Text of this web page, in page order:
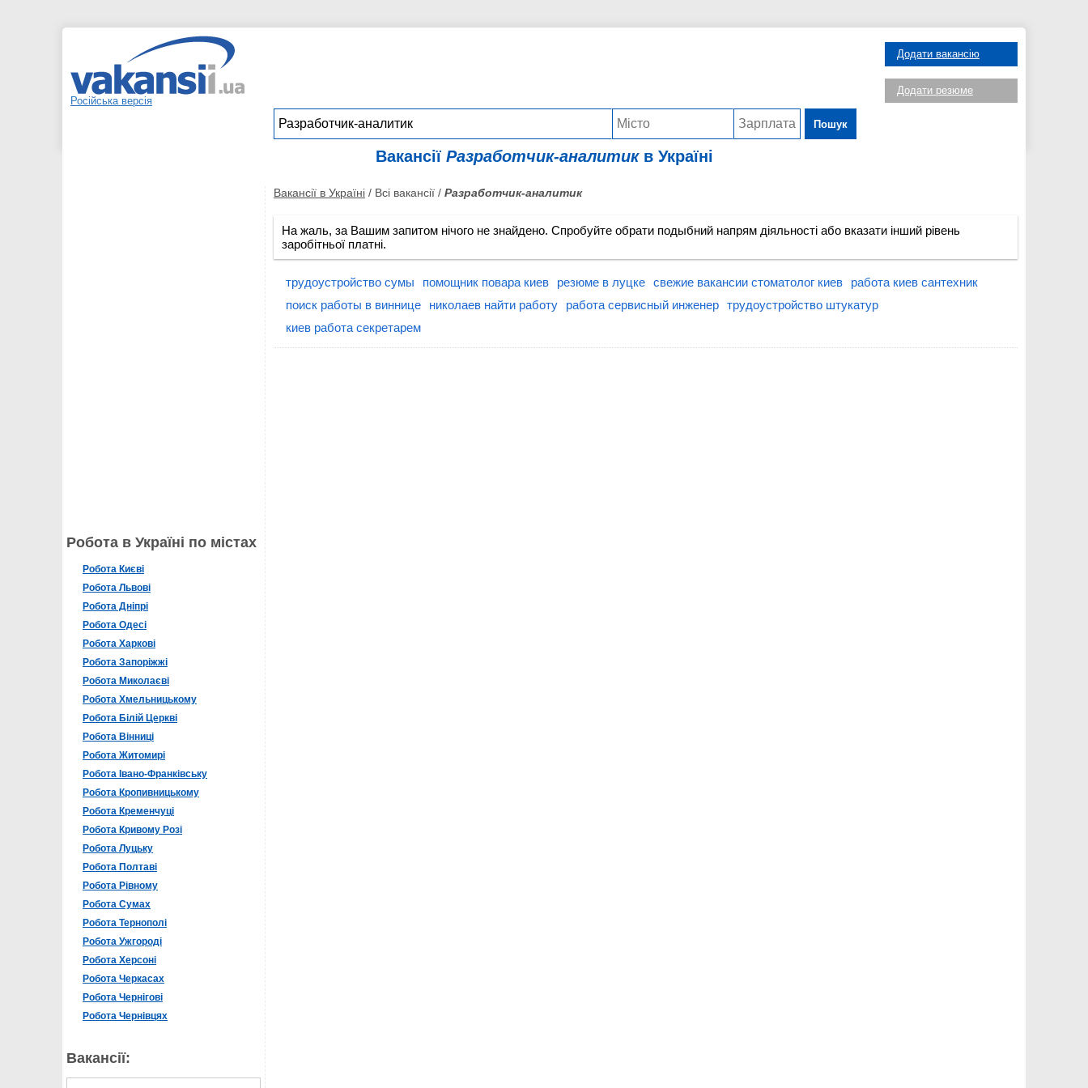
Російська версія
Пошук
Додати вакансію
Додати резюме
Вакансії Разработчик-аналитикв Україні
Робота в Україні по містах
Робота Києві
Робота Львові
Робота Дніпрі
Робота Одесі
Робота Харкові
Робота Запоріжжі
Робота Миколаєві
Робота Хмельницькому
Робота Білій Церкві
Робота Вінниці
Робота Житомирі
Робота Івано-Франківську
Робота Кропивницькому
Робота Кременчуці
Робота Кривому Розі
Робота Луцьку
Робота Полтаві
Робота Рівному
Робота Сумах
Робота Тернополі
Робота Ужгороді
Робота Херсоні
Робота Черкасах
Робота Чернігові
Робота Чернівцях
Вакансії:
Вакансії в Україні / Всі вакансії / Разработчик-аналитик
На жаль, за Вашим запитом нічого не знайдено. Спробуйте обрати подыбний напрям діяльності або вказати інший рівень
заробітньої платні.
трудоустройство сумы помощник повара киев резюме в луцке свежие вакансии стоматолог киев
работа киев сантехник
поиск работы в виннице
николаев найти работу работа сервисный инженер трудоустройство штукатур
киев работа секретарем